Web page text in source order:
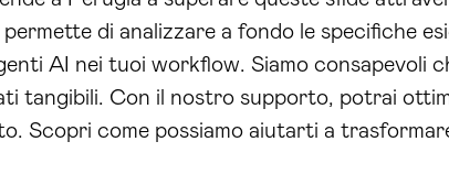
di analizzare a fondo le specifiche
AI nei tuoi workflow. Siamo consapevoli
tangibili. Con il nostro supporto, potrai
Scopri come possiamo aiutarti a